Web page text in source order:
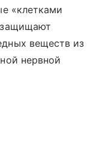
«клетками
защищают
веществ из
нервной